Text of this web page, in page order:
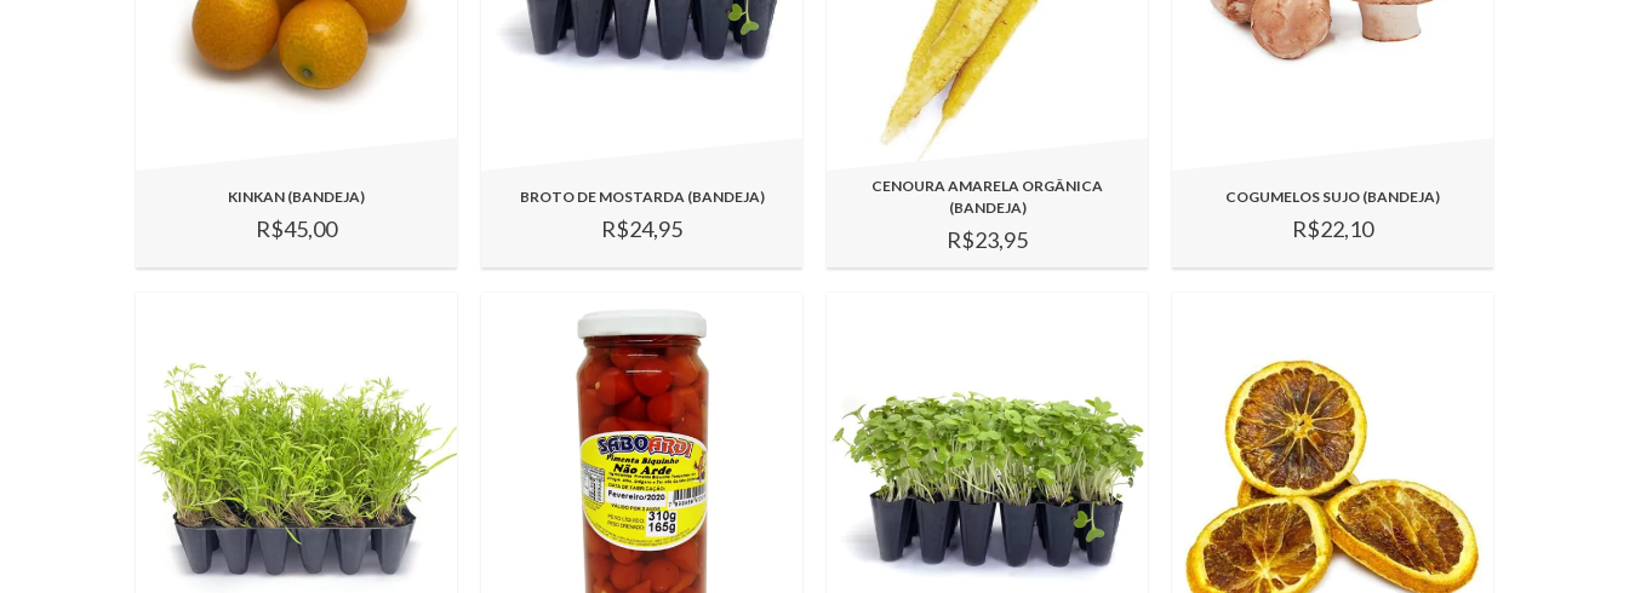
KINKAN (BANDEJA)
R$45,00
BROTO DE MOSTARDA (BANDEJA)
R$24,95
CENOURA AMARELA ORGÂNICA
(BANDEJA)
R$23,95
COGUMELOS SUJO (BANDEJA)
R$22,10